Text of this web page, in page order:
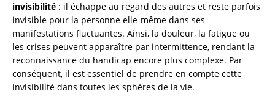
invisibilité : il échappe au regard des autres et reste parfois
invisible pour la personne elle-même dans ses
manifestations fluctuantes. Ainsi, la douleur, la fatigue ou
les crises peuvent apparaître par intermittence, rendant la
reconnaissance du handicap encore plus complexe. Par
conséquent, il est essentiel de prendre en compte cette
invisibilité dans toutes les sphères de la vie.